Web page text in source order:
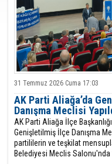
31 Temmuz 2026 Cuma 17:03
AK Parti Aliağa’da
Danışma Meclisi
AK Parti Aliağa İlçe
Genişletilmiş İlçe Danışma
partililerin ve teşkilat
Belediyesi Meclis Salonu'nda